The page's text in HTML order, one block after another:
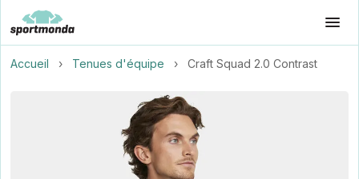
Accueil › Tenues d'équipe › Craft Squad 2.0 Contrast